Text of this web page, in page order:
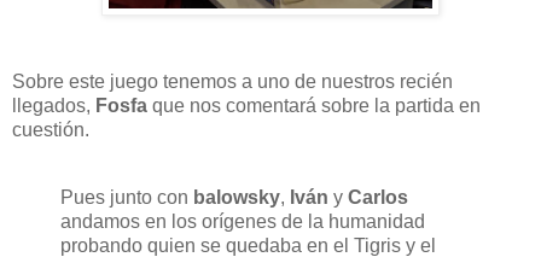
Sobre este juego tenemos a uno de nuestros recién
llegados, Fosfa que nos comentará sobre la partida en
cuestión.
Pues junto con balowsky, Iván y Carlos
andamos en los orígenes de la humanidad
probando quien se quedaba en el Tigris y el